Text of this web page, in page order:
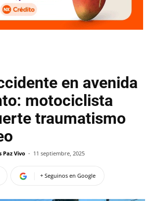
en avenida
motociclista
traumatismo
Paz Vivo - 11 septiembre, 2025
+ Seguinos en Google